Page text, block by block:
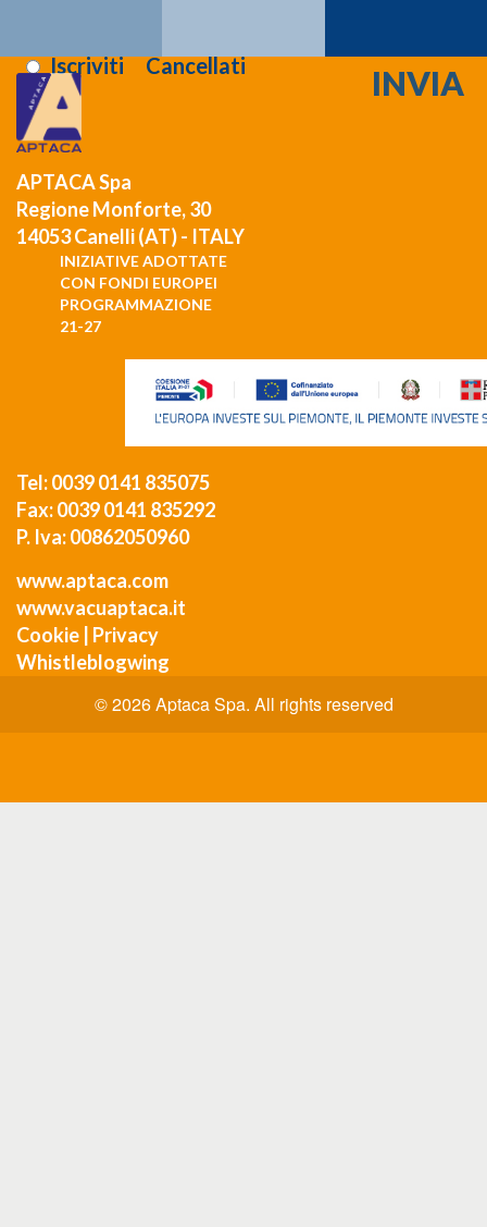
IscrivitiCancellati
APTACA Spa
Regione Monforte, 30
14053 Canelli (AT) - ITALY
INIZIATIVE ADOTTATE
CON FONDI EUROPEI
PROGRAMMAZIONE
21-27
Tel: 0039 0141 835075
Fax: 0039 0141 835292
P. Iva: 00862050960
www.aptaca.com
www.vacuaptaca.it
Cookie Privacy
Whistleblogwing
© 2026 Aptaca Spa. All rights reserved